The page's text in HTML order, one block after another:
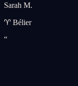
Sarah M.
♈ Bélier
“